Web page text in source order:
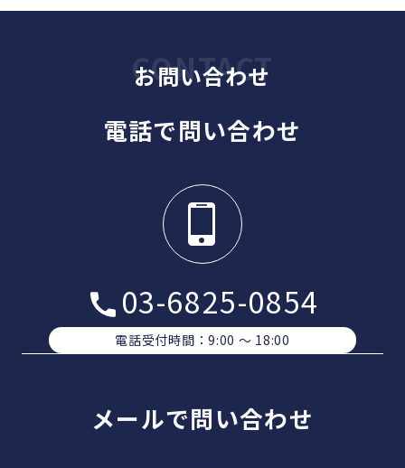
お問い合わせ
電話で問い合わせ
03-6825-0854
電話受付時間：9:00 〜 18:00
メールで問い合わせ